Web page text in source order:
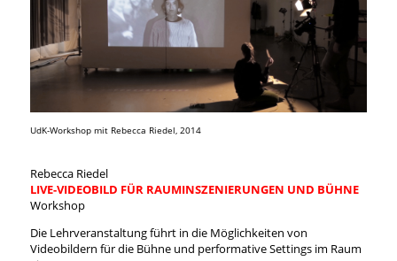
UdK-Workshop mit Rebecca Riedel, 2014
Rebecca Riedel
LIVE-VIDEOBILD FÜR RAUMINSZENIERUNGEN UND BÜHNE
Workshop
Die Lehrveranstaltung führt in die Möglichkeiten von
Videobildern für die Bühne und performative Settings im Raum